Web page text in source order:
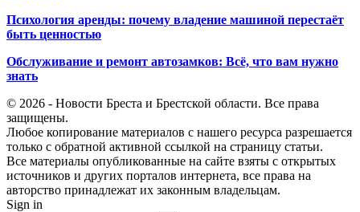
Психология аренды: почему владение машиной перестаёт
быть ценностью
Обслуживание и ремонт автозамков: Всё, что вам нужно
знать
© 2026 - Новости Бреста и Брестской области. Все права
защищены.
Любое копирование материалов с нашего ресурса разрешается
только с обратной активной ссылкой на страницу статьи.
Все материалы опубликованные на сайте взяты с открытых
источников и других порталов интернета, все права на
авторство принадлежат их законным владельцам.
Sign in